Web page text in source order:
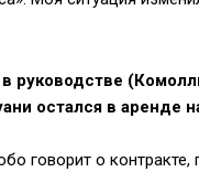
руководстве
остался в аренде
говорит о